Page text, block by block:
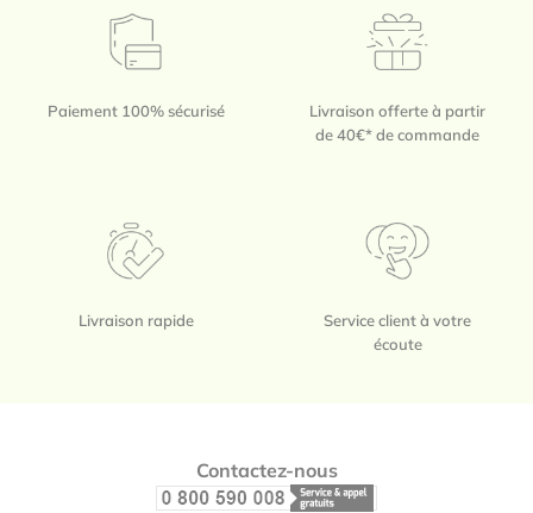
Paiement 100% sécurisé
Livraison offerte à partir
de 40€* de commande
Livraison rapide
Service client à votre
écoute
Contactez-nous